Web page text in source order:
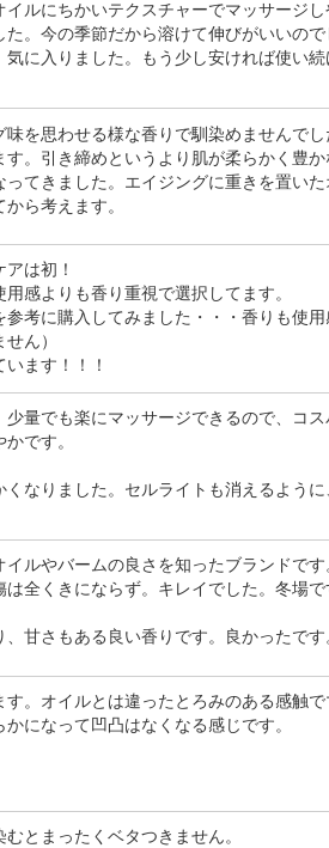
イルにちかいテクスチャーでマッサージ
。今の季節だから溶けて伸びがいいの
気に入りました。もう少し安ければ使い
を思わせる様な香りで馴染めませんで
す。引き締めというより肌が柔らかく豊
ってきました。エイジングに重きを置い
ら考えます。
は初！
感よりも香り重視で選択してます。
考に購入してみました・・・香りも使
ん）
ます！！！
量でも楽にマッサージできるので、コス
です。
くなりました。セルライトも消えるよう
ルやバームの良さを知ったブランドで
は全くきにならず。キレイでした。冬場
甘さもある良い香りです。良かったです
す。オイルとは違ったとろみのある感触
になって凹凸はなくなる感じです。
とまったくベタつきません。